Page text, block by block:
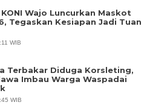
Wajo Luncurkan Maskot
Tegaskan Kesiapan Jadi Tuan
WIB
Terbakar Diduga Korsleting,
Imbau Warga Waspadai
WIB